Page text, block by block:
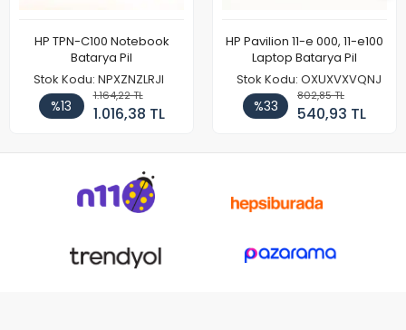
HP TPN-C100 Notebook
Batarya Pil
Stok Kodu: NPXZNZLRJI
%13
1.164,22 TL
1.016,38 TL
HP Pavilion 11-e 000, 11-e100
Laptop Batarya Pil
Stok Kodu: OXUXVXVQNJ
%33
802,85 TL
540,93 TL